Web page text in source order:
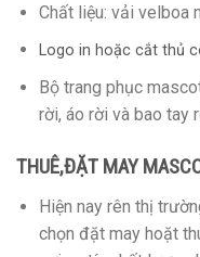
Chất liệu: vải velboa
Logo in hoặc cắt thủ
Bộ trang phục
rời, áo rời và bao tay
THUÊ,ĐẶT MAY
Hiện nay rên thị
chọn đặt may hoặt